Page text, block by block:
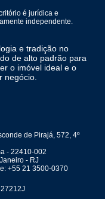
é jurídica e
independente.
e tradição no
de alto padrão para
o imóvel ideal e o
negócio.
de Pirajá, 572, 4º
- 22410-002
- RJ
+55 21 3500-0370